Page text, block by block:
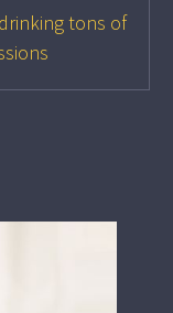
tons of